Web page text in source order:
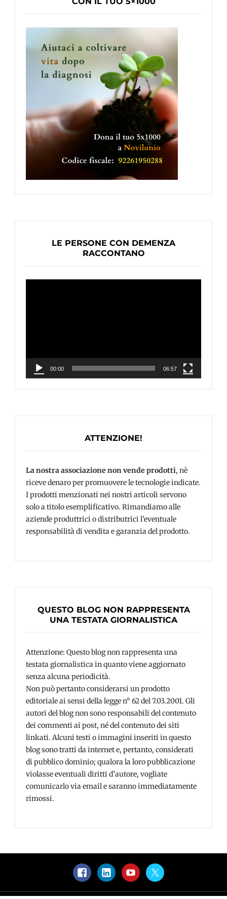
LE PERSONE CON DEMENZA
RACCONTANO
00:00 06:57
ATTENZIONE!
La nostra associazione non vende prodotti, nè
riceve denaro per promuovere le tecnologie indicate.
I prodotti menzionati nei nostri articoli servono
solo a titolo esemplificativo. Rimandiamo alle
aziende produttrici o distributrici l’eventuale
responsabilità di vendita e garanzia del prodotto.
QUESTO BLOG NON RAPPRESENTA
UNA TESTATA GIORNALISTICA
Attenzione: Questo blog non rappresenta una
testata giornalistica in quanto viene aggiornato
senza alcuna periodicità.
Non può pertanto considerarsi un prodotto
editoriale ai sensi della legge n° 62 del 7.03.2001. Gli
autori del blog non sono responsabili del contenuto
dei commenti ai post, né del contenuto dei siti
linkati. Alcuni testi o immagini inseriti in questo
blog sono tratti da internet e, pertanto, considerati
di pubblico dominio; qualora la loro pubblicazione
violasse eventuali diritti d’autore, vogliate
comunicarlo via email e saranno immediatamente
rimossi.
FacebookLinkedInYouTubeTwitter